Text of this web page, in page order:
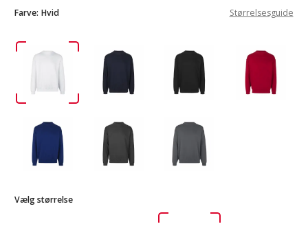
Farve: Hvid Størrelsesguide
Vælg størrelse